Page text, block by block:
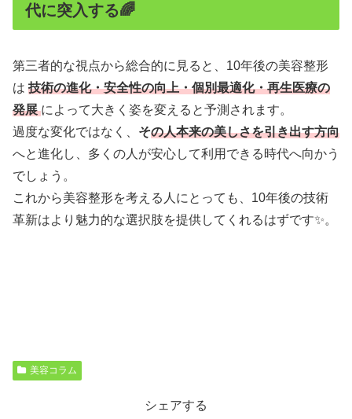
代に突入する🌈
第三者的な視点から総合的に見ると、10年後の美容整形
は 技術の進化・安全性の向上・個別最適化・再生医療の
発展 によって大きく姿を変えると予測されます。
過度な変化ではなく、 その人本来の美しさを引き出す方向
へと進化し、多くの人が安心して利用できる時代へ向かう
でしょう。
これから美容整形を考える人にとっても、10年後の技術
革新はより魅力的な選択肢を提供してくれるはずです✨。
美容コラム
シェアする